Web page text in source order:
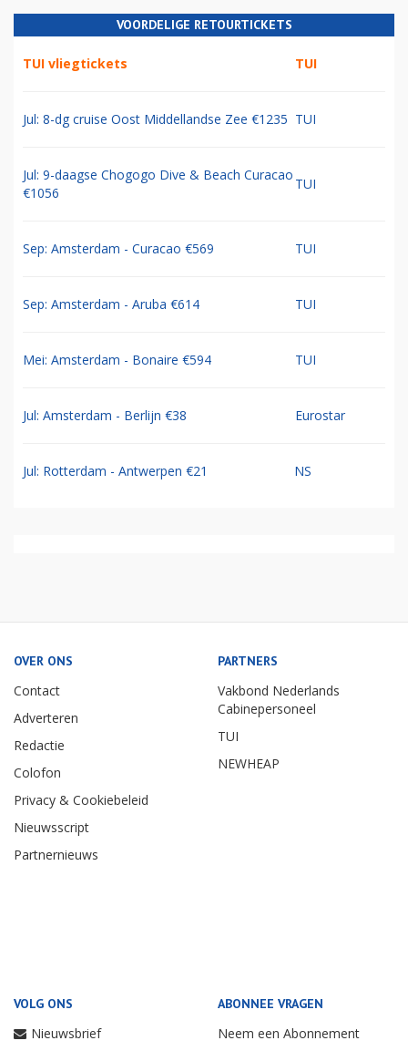
VOORDELIGE RETOURTICKETS
TUI vliegtickets TUI
Jul: 8-dg cruise Oost Middellandse Zee €1235 TUI
Jul: 9-daagse Chogogo Dive & Beach Curacao
€1056
TUI
Sep: Amsterdam - Curacao €569 TUI
Sep: Amsterdam - Aruba €614 TUI
Mei: Amsterdam - Bonaire €594 TUI
Jul: Amsterdam - Berlijn €38 Eurostar
Jul: Rotterdam - Antwerpen €21 NS
OVER ONS
Contact
Adverteren
Redactie
Colofon
Privacy & Cookiebeleid
Nieuwsscript
Partnernieuws
PARTNERS
Vakbond Nederlands
Cabinepersoneel
TUI
NEWHEAP
VOLG ONS
Nieuwsbrief
ABONNEE VRAGEN
Neem een Abonnement